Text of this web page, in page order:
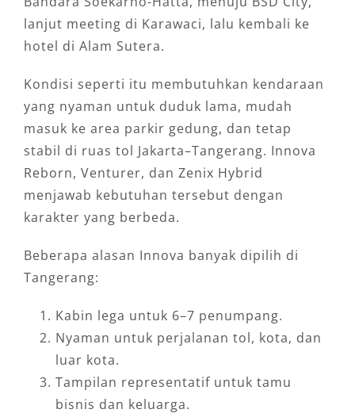
lanjut meeting di Karawaci, lalu kembali ke
hotel di Alam Sutera.
Kondisi seperti itu membutuhkan kendaraan
yang nyaman untuk duduk lama, mudah
masuk ke area parkir gedung, dan tetap
stabil di ruas tol Jakarta–Tangerang. Innova
Reborn, Venturer, dan Zenix Hybrid
menjawab kebutuhan tersebut dengan
karakter yang berbeda.
Beberapa alasan Innova banyak dipilih di
Tangerang:
Kabin lega untuk 6–7 penumpang.
Nyaman untuk perjalanan tol, kota, dan
luar kota.
Tampilan representatif untuk tamu
bisnis dan keluarga.